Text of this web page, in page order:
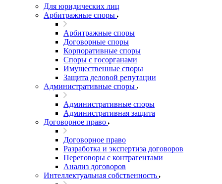
Для юридических лиц
Арбитражные споры
Арбитражные споры
Договорные споры
Корпоративные споры
Споры с госорганами
Имущественные споры
Защита деловой репутации
Административные споры
Административные споры
Административная защита
Договорное право
Договорное право
Разработка и экспертиза договоров
Переговоры с контрагентами
Анализ договоров
Интеллектуальная собственность